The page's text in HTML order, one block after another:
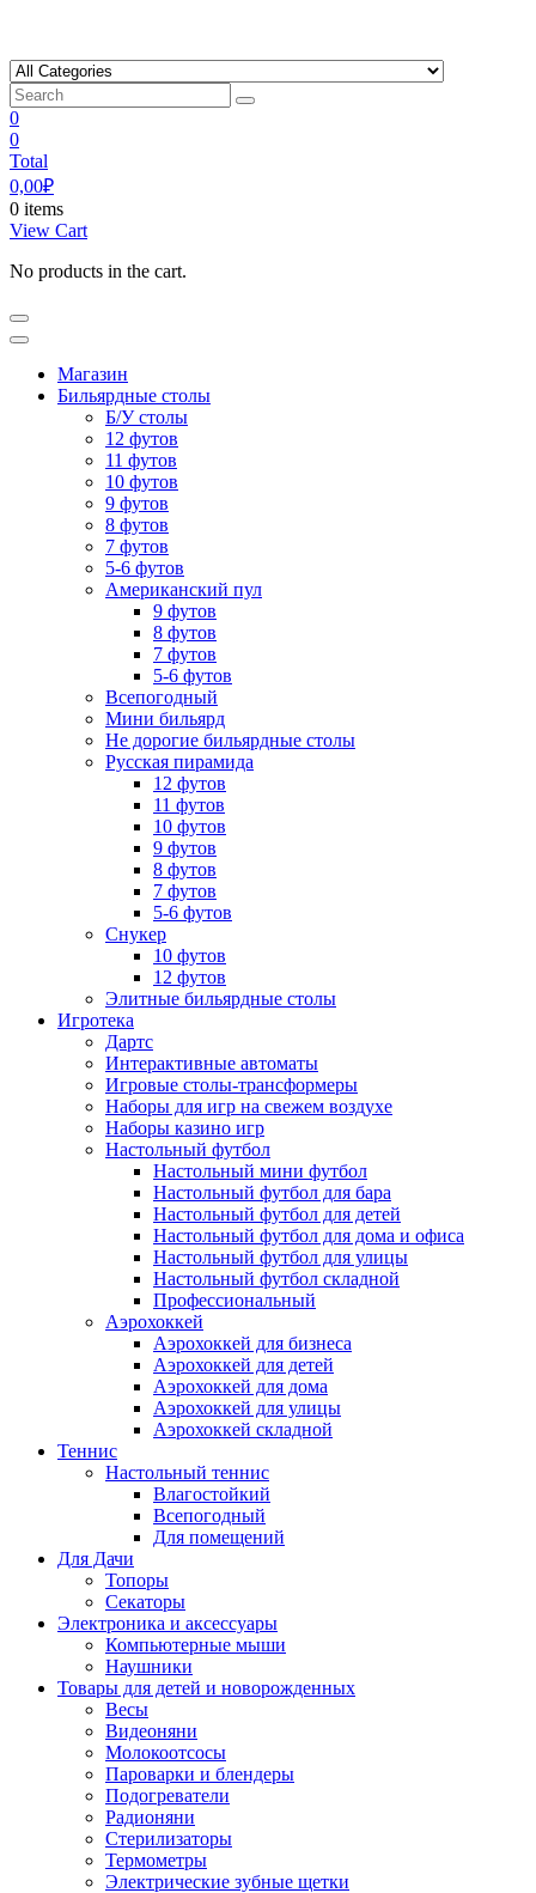
content
0
0
Total
0,00₽
0 items
View Cart
No products in the cart.
Магазин
Бильярдные столы
Б/У столы
12 футов
11 футов
10 футов
9 футов
8 футов
7 футов
5-6 футов
Американский пул
9 футов
8 футов
7 футов
5-6 футов
Всепогодный
Мини бильярд
Не дорогие бильярдные столы
Русская пирамида
12 футов
11 футов
10 футов
9 футов
8 футов
7 футов
5-6 футов
Снукер
10 футов
12 футов
Элитные бильярдные столы
Игротека
Дартс
Интерактивные автоматы
Игровые столы-трансформеры
Наборы для игр на свежем воздухе
Наборы казино игр
Настольный футбол
Настольный мини футбол
Настольный футбол для бара
Настольный футбол для детей
Настольный футбол для дома и офиса
Настольный футбол для улицы
Настольный футбол складной
Профессиональный
Аэрохоккей
Аэрохоккей для бизнеса
Аэрохоккей для детей
Аэрохоккей для дома
Аэрохоккей для улицы
Аэрохоккей складной
Теннис
Настольный теннис
Влагостойкий
Всепогодный
Для помещений
Для Дачи
Топоры
Секаторы
Электроника и аксессуары
Компьютерные мыши
Наушники
Товары для детей и новорожденных
Весы
Видеоняни
Молокоотсосы
Пароварки и блендеры
Подогреватели
Радионяни
Стерилизаторы
Термометры
Электрические зубные щетки